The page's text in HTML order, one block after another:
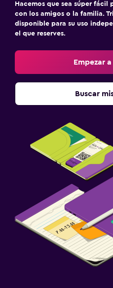
Hacemos que sea súper
con los amigos o la familia.
disponible para su uso
el que reserves.
Empezar
Buscar